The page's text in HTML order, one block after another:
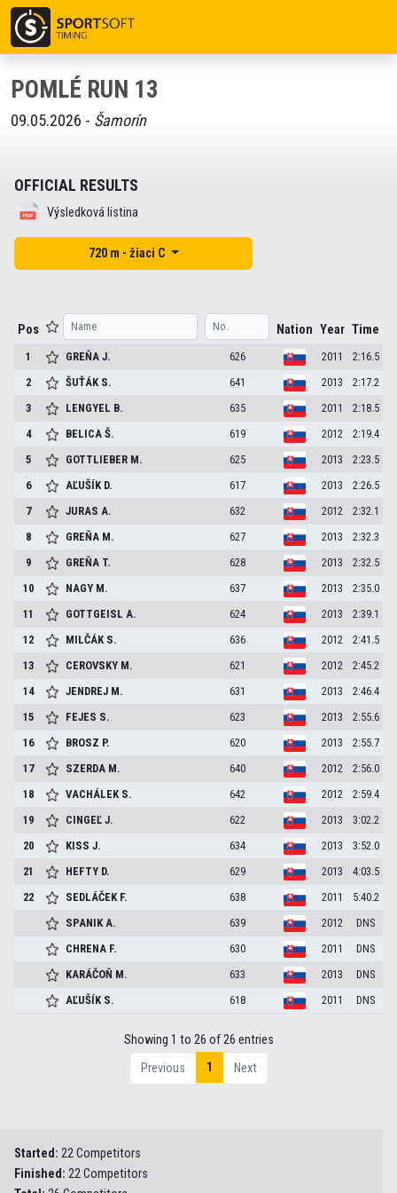
POMLÉ RUN 13
09.05.2026 - Šamorín
OFFICIAL RESULTS
Výsledková listina
720 m - žiaci C
Pos Nation Year Time
1 GREŇAJ. 626 2011
2:16.5
2
ŠUŤÁK S. 641 2013
2:17.2
3
LENGYEL B. 635 2011
2:18.5
4
BELICAŠ. 619 2012
2:19.4
5
GOTTLIEBER M. 625 2013
2:23.5
6
AĽUŠÍK D. 617 2013
2:26.5
7
JURASA. 632 2012
2:32.1
8
GREŇA M. 627 2013
2:32.3
9
GREŇA T. 628 2013
2:32.5
10
NAGY M. 637 2013
2:35.0
11
GOTTGEISLA. 624 2013
2:39.1
12
MILČÁK S. 636 2012
2:41.5
13
CEROVSKY M. 621 2012
2:45.2
14
JENDREJ M. 631 2013
2:46.4
15
FEJES S. 623 2013
2:55.6
16
BROSZ P. 620 2013
2:55.7
17
SZERDA M. 640 2012
2:56.0
18
VACHÁLEK S. 642 2012
2:59.4
19
CINGEĽJ. 622 2013
3:02.2
20
KISSJ. 634 2013
3:52.0
21
HEFTY D. 629 2013
4:03.5
22
SEDLÁČEK F. 638 2011
5:40.2
SPANIKA. 639 2012
DNS
CHRENA F. 630 2011
DNS
KARÁČOŇ M. 633 2013
DNS
AĽUŠÍK S. 618 2011 DNS
Showing 1 to 26 of 26 entries
Previous
1 Next
Started: 22 Competitors
Finished: 22 Competitors